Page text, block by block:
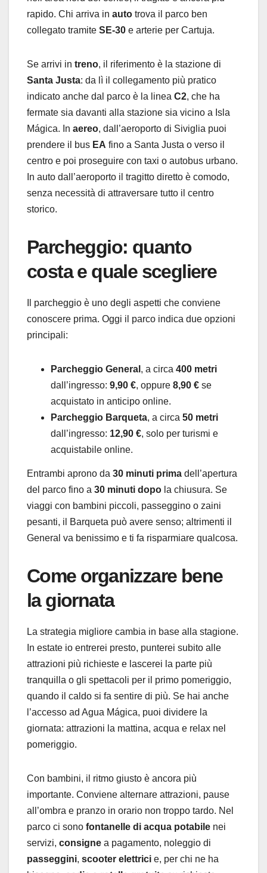
rapido. Chi arriva in auto trova il parco ben
collegato tramite SE-30 e arterie per Cartuja.
Se arrivi in treno, il riferimento è la stazione di
Santa Justa: da lì il collegamento più pratico
indicato anche dal parco è la linea C2, che ha
fermate sia davanti alla stazione sia vicino a Isla
Mágica. In aereo, dall’aeroporto di Siviglia puoi
prendere il bus EA fino a Santa Justa o verso il
centro e poi proseguire con taxi o autobus urbano.
In auto dall’aeroporto il tragitto diretto è comodo,
senza necessità di attraversare tutto il centro
storico.
Parcheggio: quanto
costa e quale scegliere
Il parcheggio è uno degli aspetti che conviene
conoscere prima. Oggi il parco indica due opzioni
principali:
Parcheggio General , a circa 400 metri
dall’ingresso: 9,90 €, oppure 8,90 € se
acquistato in anticipo online.
Parcheggio Barqueta, a circa 50 metri
dall’ingresso: 12,90 €, solo per turismi e
acquistabile online.
Entrambi aprono da 30 minuti prima dell’apertura
del parco fino a 30 minuti dopo la chiusura. Se
viaggi con bambini piccoli, passeggino o zaini
pesanti, il Barqueta può avere senso; altrimenti il
General va benissimo e ti fa risparmiare qualcosa.
Come organizzare bene
la giornata
La strategia migliore cambia in base alla stagione.
In estate io entrerei presto, punterei subito alle
attrazioni più richieste e lascerei la parte più
tranquilla o gli spettacoli per il primo pomeriggio,
quando il caldo si fa sentire di più. Se hai anche
l’accesso ad Agua Mágica, puoi dividere la
giornata: attrazioni la mattina, acqua e relax nel
pomeriggio.
Con bambini, il ritmo giusto è ancora più
importante. Conviene alternare attrazioni, pause
all’ombra e pranzo in orario non troppo tardo. Nel
parco ci sono fontanelle di acqua potabile nei
servizi, consigne a pagamento, noleggio di
passeggini, scooter elettrici e, per chi ne ha